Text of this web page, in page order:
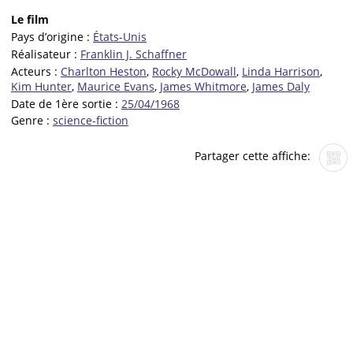
Le film
Pays d’origine : États-Unis
Réalisateur : Franklin J. Schaffner
Acteurs : Charlton Heston, Rocky McDowall, Linda Harrison,
Kim Hunter, Maurice Evans, James Whitmore, James Daly
Date de 1ère sortie : 25/04/1968
Genre : science-fiction
Partager cette affiche: